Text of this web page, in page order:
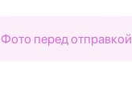
Фото перед отправкой